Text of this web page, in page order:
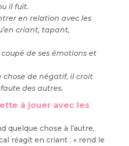
il fuit.
en relation avec les
criant, tapant,
de ses émotions et
chose de négatif, il croit
des autres.
à jouer avec les
quelque chose à l’autre,
réagit en criant : « rend le